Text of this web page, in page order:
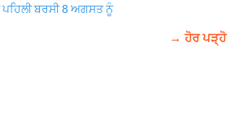
ਪਹਿਲੀ ਬਰਸੀ 8 ਅਗਸਤ ਨੂੰ
→ ਹੋਰ ਪੜ੍ਹੋ